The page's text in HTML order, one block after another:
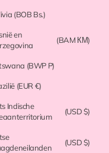
(BOB Bs.)
en
(BAM КМ)
(BWP P)
(EUR €)
Indische
(USD $)
(USD $)